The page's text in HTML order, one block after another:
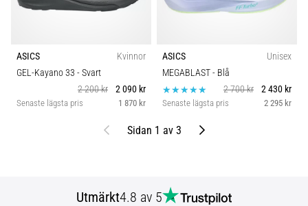
ASICS
Kvinnor
GEL-Kayano 33 - Svart
2 200 kr
2 090 kr
Senaste lägsta pris 1 870 kr
ASICS
Unisex
MEGABLAST- Blå
2 700 kr
2 430 kr
Senaste lägsta pris 2 295 kr
Föregående
Sidan 1 av 3 Nästa
Utmärkt4.8 av 5